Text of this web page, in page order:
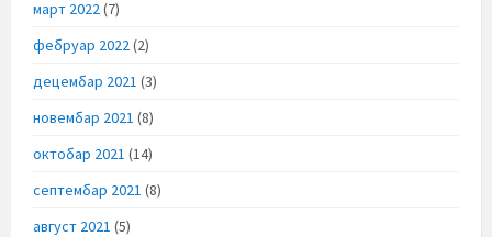
март 2022(7)
фебруар 2022(2)
децембар 2021 (3)
новембар 2021 (8)
октобар 2021 (14)
септембар 2021 (8)
август 2021 (5)